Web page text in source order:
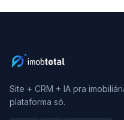
Site + CRM + IA pra
plataforma só.